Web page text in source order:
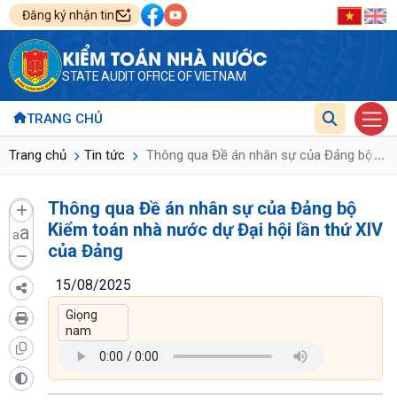
Đăng ký nhận tin
KIỂM TOÁN NHÀ NƯỚC
STATE AUDIT OFFICE OF VIETNAM
TRANG CHỦ
Trang chủ Tin tức Thông qua Đề án nhân sự của Đảng bộ...
aa
Thông qua Đề án nhân sự của Đảng bộ
Kiểm toán nhà nước dự Đại hội lần thứ XIV
của Đảng
15/08/2025